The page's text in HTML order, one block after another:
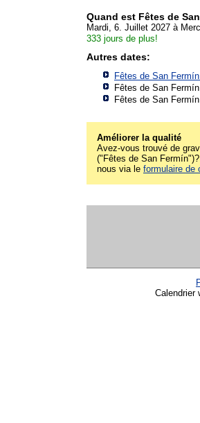
Quand est Fêtes de
Mardi, 6. Juillet 2027 à
333 jours de plus!
Autres dates:
Fêtes de San
Fêtes de San
Fêtes de San
Améliorer la qualité
Avez-vous trouvé de
("Fêtes de San
nous via le formulaire de
Calendrier